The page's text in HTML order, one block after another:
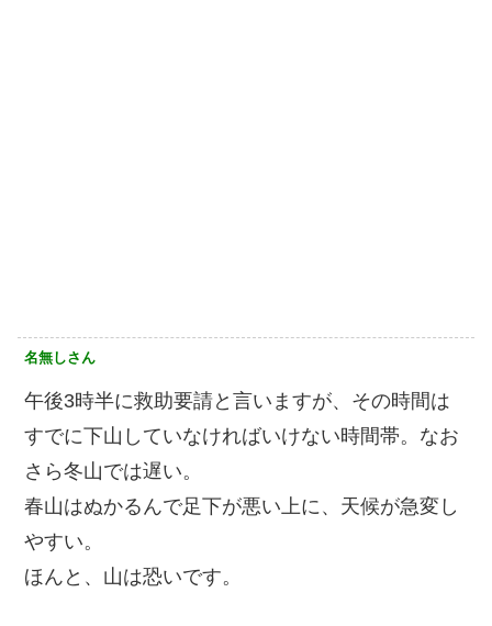
名無しさん
午後3時半に救助要請と言いますが、その時間は
すでに下山していなければいけない時間帯。なお
さら冬山では遅い。
春山はぬかるんで足下が悪い上に、天候が急変し
やすい。
ほんと、山は恐いです。